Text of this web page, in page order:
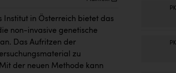
Institut in Österreich bietet das
non-invasive genetische
Das Aufritzen der
zu
der neuen Methode kann